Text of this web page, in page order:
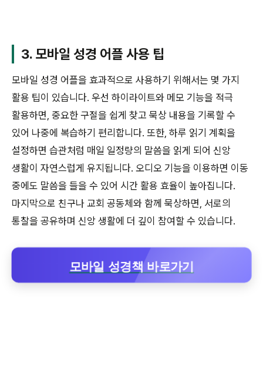
3. 모바일 성경 어플 사용 팁
모바일 성경 어플을 효과적으로 사용하기 위해서는 몇 가지
활용 팁이 있습니다. 우선 하이라이트와 메모 기능을 적극
활용하면, 중요한 구절을 쉽게 찾고 묵상 내용을 기록할 수
있어 나중에 복습하기 편리합니다. 또한, 하루 읽기 계획을
설정하면 습관처럼 매일 일정량의 말씀을 읽게 되어 신앙
생활이 자연스럽게 유지됩니다. 오디오 기능을 이용하면 이동
중에도 말씀을 들을 수 있어 시간 활용 효율이 높아집니다.
마지막으로 친구나 교회 공동체와 함께 묵상하면, 서로의
통찰을 공유하며 신앙 생활에 더 깊이 참여할 수 있습니다.
모바일 성경책 바로가기